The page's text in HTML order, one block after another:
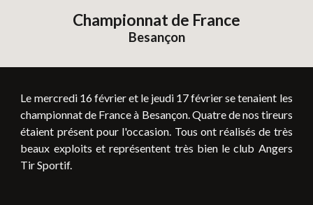
Championnat de France
Besançon
Le mercredi 16 février et le jeudi 17 février se tenaient les
championnat de France à Besançon. Quatre de nos tireurs
étaient présent pour l'occasion. Tous ont réalisés de très
beaux exploits et représentent très bien le club Angers
Tir Sportif.